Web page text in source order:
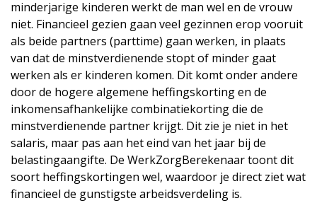
minderjarige kinderen werkt de man wel en de vrouw
niet. Financieel gezien gaan veel gezinnen erop vooruit
als beide partners (parttime) gaan werken, in plaats
van dat de minstverdienende stopt of minder gaat
werken als er kinderen komen. Dit komt onder andere
door de hogere algemene heffingskorting en de
inkomensafhankelijke combinatiekorting die de
minstverdienende partner krijgt. Dit zie je niet in het
salaris, maar pas aan het eind van het jaar bij de
belastingaangifte. De WerkZorgBerekenaar toont dit
soort heffingskortingen wel, waardoor je direct ziet wat
financieel de gunstigste arbeidsverdeling is.